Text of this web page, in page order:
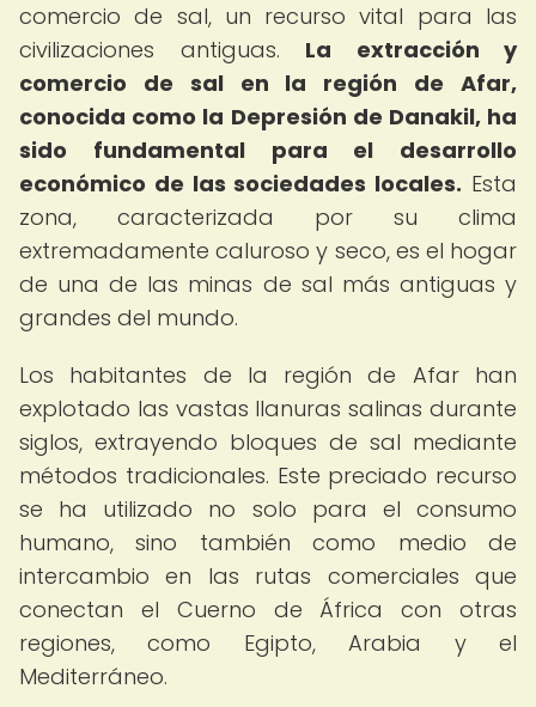
comercio de sal, un recurso vital para las
civilizaciones antiguas. La extracción y
comercio de sal en la región de Afar,
conocida como la Depresión de Danakil, ha
sido fundamental para el desarrollo
económico de las sociedades locales. Esta
zona, caracterizada por su clima
extremadamente caluroso y seco, es el hogar
de una de las minas de sal más antiguas y
grandes del mundo.
Los habitantes de la región de Afar han
explotado las vastas llanuras salinas durante
siglos, extrayendo bloques de sal mediante
métodos tradicionales. Este preciado recurso
se ha utilizado no solo para el consumo
humano, sino también como medio de
intercambio en las rutas comerciales que
conectan el Cuerno de África con otras
regiones, como Egipto, Arabia y el
Mediterráneo.